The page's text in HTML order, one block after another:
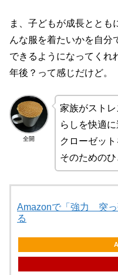
ま、子どもが成長ととも
んな服を着たいかを自分
できるようになってくれ
年後？って感じだけど。
全開
家族がスト
らしを快適
クローゼッ
そのための
Amazonで「強力 突っ
る